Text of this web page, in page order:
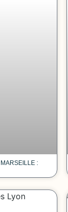
: